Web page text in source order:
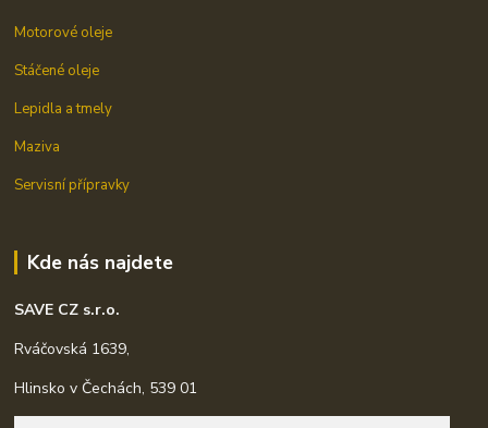
Motorové oleje
Stáčené oleje
Lepidla a tmely
Maziva
Servisní přípravky
Kde nás najdete
SAVE CZ s.r.o.
Rváčovská 1639,
Hlinsko v Čechách, 539 01